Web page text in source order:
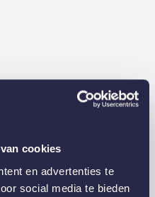
cookies
en advertenties te
social media te bieden